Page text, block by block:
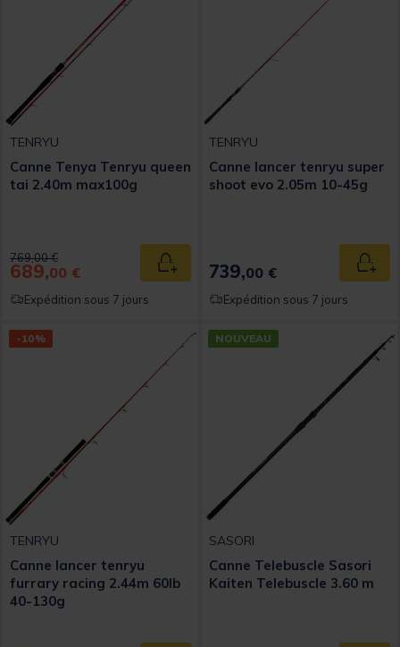
TENRYU
Canne Tenya Tenryu queen
tai 2.40m max100g
Price reduced from
769,00 €to
689,00 € Ajouter au panier
Expédition sous 7 jours
TENRYU
Canne lancer tenryu super
shoot evo 2.05m 10-45g
739,00 €
Expédition sous 7 jours
-10%
TENRYU
Canne lancer tenryu
furrary racing 2.44m 60lb
40-130g
NOUVEAU
SASORI
Canne Telebuscle Sasori
Kaiten Telebuscle 3.60 m